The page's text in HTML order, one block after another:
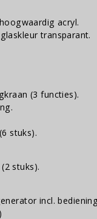
acryl.
transparant.
(3 functies).
stuks).
stuks).
incl.